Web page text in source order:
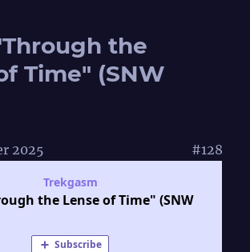
the
Time" (SNW
2025 #128